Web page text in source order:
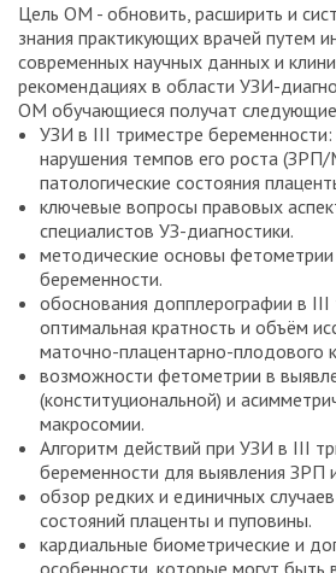
Цель ОМ - обновить, расширить и
знания практикующих врачей путем
современных научных данных и
рекомендациях в области УЗИ-
ОМ обучающиеся получат следующие
УЗИ в III триместре
нарушения темпов его роста
патологические состояния
ключевые вопросы правовых
специалистов УЗ-диагностики.
методические основы
беременности.
обоснования допплерографии в III
оптимальная кратность и объём
маточно-плацентарно-плодового
возможности фетометрии в
(конституциональной) и
макросомии.
Алгоритм действий при УЗИ в III
беременности для выявления ЗРП
обзор редких и единичных
состояний плаценты и пуповины.
кардиальные биометрические и